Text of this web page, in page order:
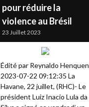
pour réduire la
violence au Brésil
23 Juillet 2023
Édité par Reynaldo Henquen
2023-07-22 09:12:35 La
Havane, 22 juillet, (RHC)- Le
président Luiz Inacio Lula da